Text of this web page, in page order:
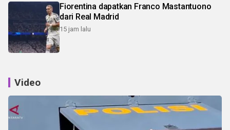
Fiorentina dapatkan Franco Mastantuono
dari Real Madrid
15 jam lalu
Video